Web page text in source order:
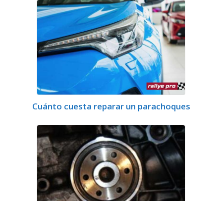
Cuánto cuesta reparar un parachoques